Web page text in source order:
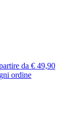
da € 49,90
ordine